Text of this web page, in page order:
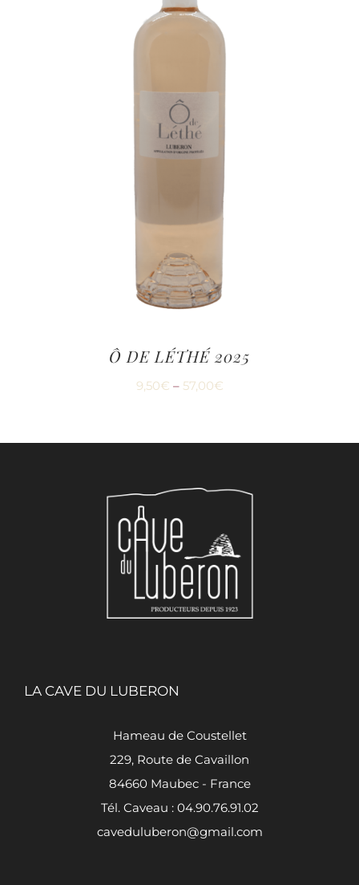
Ô DE LÉTHÉ 2025
9,50€ – 57,00€
LA CAVE DU LUBERON
Hameau de Coustellet
229, Route de Cavaillon
84660 Maubec - France
Tél. Caveau : 04.90.76.91.02
caveduluberon@gmail.com